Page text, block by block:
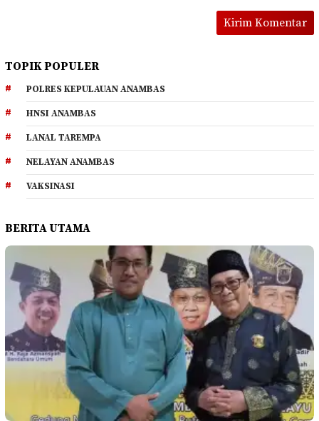
TOPIK POPULER
POLRES KEPULAUAN ANAMBAS
HNSI ANAMBAS
LANAL TAREMPA
NELAYAN ANAMBAS
VAKSINASI
BERITA UTAMA